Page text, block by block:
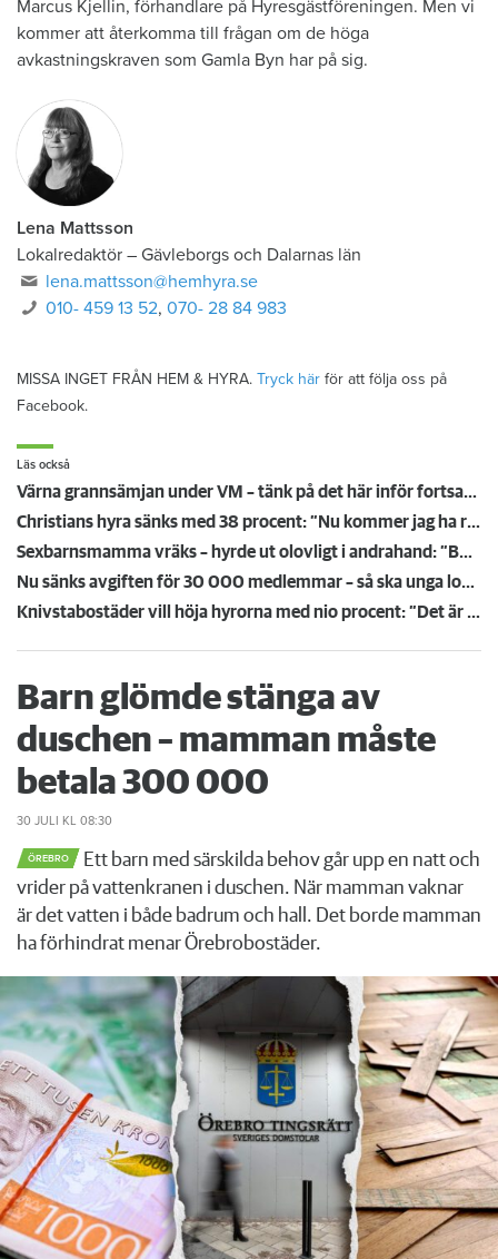
Marcus Kjellin, förhandlare på Hyresgästföreningen. Men vi
kommer att återkomma till frågan om de höga
avkastningskraven som Gamla Byn har på sig.
Lena Mattsson
Lokalredaktör – Gävleborgs och Dalarnas län
lena.mattsson@hemhyra.se
010- 459 13 52,070- 28 84 983
MISSA INGET FRÅN HEM & HYRA. Tryck här för att följa oss på
Facebook.
Läs också
Värna grannsämjan under VM – tänk på det här inför fortsatta nattmatcher
Christians hyra sänks med 38 procent: ”Nu kommer jag ha råd att ta körkort”
Sexbarnsmamma vräks – hyrde ut olovligt i andrahand: ”Borde tas större hänsyn till barnen”
Nu sänks avgiften för 30 000 medlemmar – så ska unga lockas till Hyresgästföreningen
Knivstabostäder vill höja hyrorna med nio procent: ”Det är för jävligt”
Barn glömde stänga av
duschen – mamman måste
betala 300 000
30 JULI KL 08:30
ÖREBRO
Ett barn med särskilda behov går upp en natt och
vrider på vattenkranen i duschen. När mamman vaknar
är det vatten i både badrum och hall. Det borde mamman
ha förhindrat menar Örebrobostäder.